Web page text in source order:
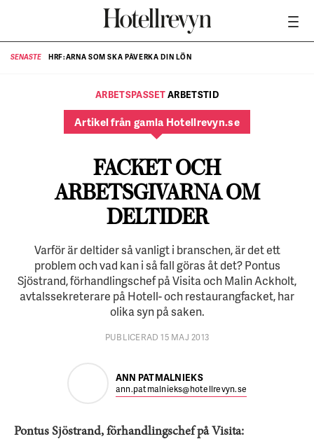
SENASTE HRF:ARNA SOM SKA PÅVERKA DIN LÖN
ARBETSPASSETARBETSTID
Artikel från gamla Hotellrevyn.se
FACKET OCH
ARBETSGIVARNA OM
DELTIDER
Varför är deltider så vanligt i branschen, är det ett
problem och vad kan i så fall göras åt det? Pontus
Sjöstrand, förhandlingschef på Visita och Malin Ackholt,
avtalssekreterare på Hotell- och restaurangfacket, har
olika syn på saken.
PUBLICERAD 15 MAJ 2013
ANN PATMALNIEKS
ann.patmalnieks@hotellrevyn.se
Pontus Sjöstrand, förhandlingschef på Visita: